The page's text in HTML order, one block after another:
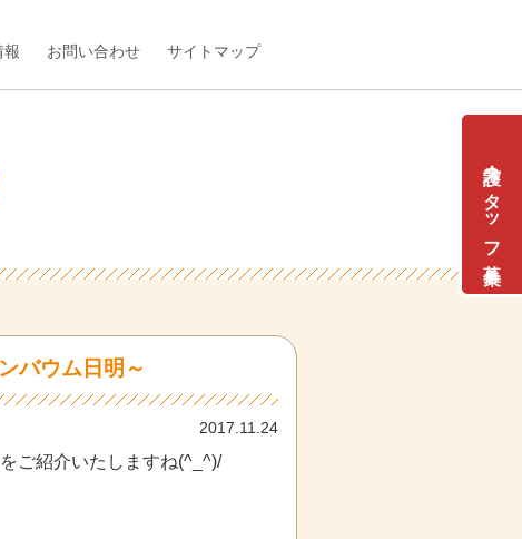
報 お問い合わせ サイトマップ
バウム日明～
2017.11.24
ご紹介いたしますね(^_^)/
介護スタッフ募集